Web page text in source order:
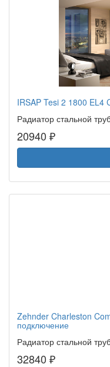
IRSAP Tesi 2 1800 EL4
Радиатор стальной
20940 ₽
Zehnder Charleston
подключение
Радиатор стальной
32840 ₽